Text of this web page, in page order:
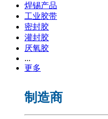
焊锡产品
工业胶带
密封胶
灌封胶
厌氧胶
...
更多
制造商